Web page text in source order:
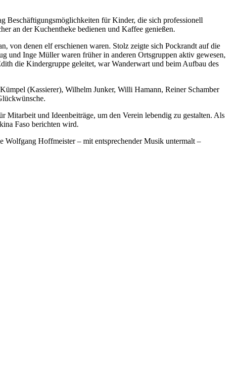
Beschäftigungsmöglichkeiten für Kinder, die sich professionell
an der Kuchentheke bedienen und Kaffee genießen.
von denen elf erschienen waren. Stolz zeigte sich Pockrandt auf die
und Inge Müller waren früher in anderen Ortsgruppen aktiv gewesen,
die Kindergruppe geleitet, war Wanderwart und beim Aufbau des
(Kassierer), Wilhelm Junker, Willi Hamann, Reiner Schamber
Mitarbeit und Ideenbeiträge, um den Verein lebendig zu gestalten. Als
Faso berichten wird.
Wolfgang Hoffmeister – mit entsprechender Musik untermalt –